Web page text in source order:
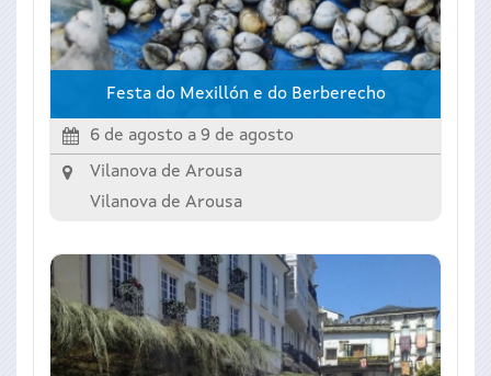
Festa do Mexillón e do Berberecho
6 de agosto a 9 de agosto
Vilanova de Arousa
Vilanova de Arousa